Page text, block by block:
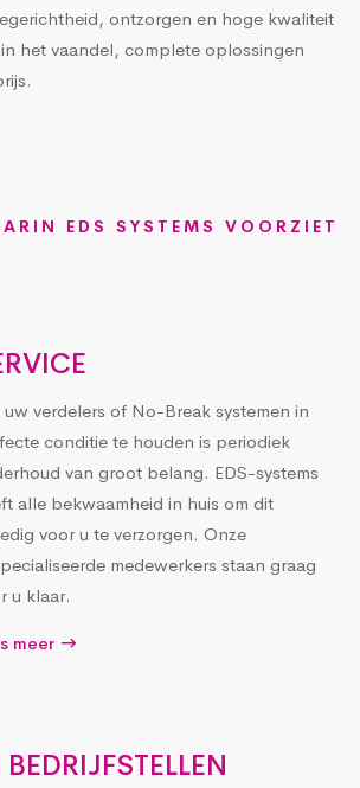
ontzorgen en hoge kwaliteit
het vaandel, complete oplossingen
EDS SYSTEMS VOORZIET
uw verdelers of No-Break systemen in
conditie te houden is periodiek
van groot belang. EDS-systems
alle bekwaamheid in huis om dit
voor u te verzorgen. Onze
medewerkers staan graag
u klaar.
meer